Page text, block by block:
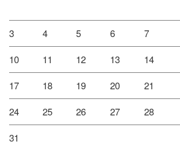
3 4 5 6 7
10 11 12 13 14
17 18 19 20 21
24 25 26 27 28
31